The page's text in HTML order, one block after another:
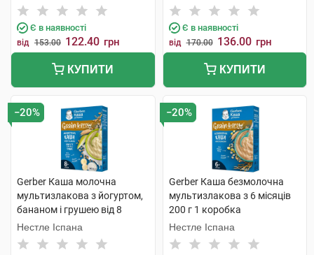
Є в наявності
від 153.00 122.40 грн
КУПИТИ
Є в наявності
від 170.00 136.00 грн
КУПИТИ
−20%
Gerber Каша молочна
мультизлакова з йогуртом,
бананом і грушею від 8
місяців 240 г 1 коробка
Нестле Іспана
−20%
Gerber Каша безмолочна
мультизлакова з 6 місяців
200 г 1 коробка
Нестле Іспана